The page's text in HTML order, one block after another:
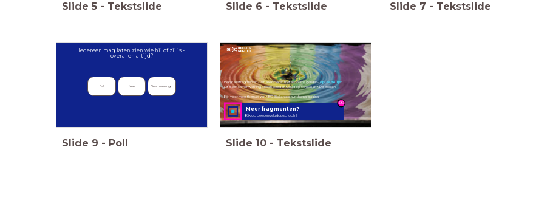
Slide 5 - Tekstslide Slide 6 - Tekstslide Slide 7 - Tekstslide
Iedereen mag laten zien wie hij of zij is -
overal en altijd?
Ja! Nee Geen mening...
Slide 9 - Poll
Meer fragmenten?
Kijk op beeldengeluidopschool.nl
Bekijk alle fragmenten - van alle boeken met als thema gender - op deze lijst.
Dit is een samenwerking tussen Beeld en Geluid op school en NDB Biblion.
Kijk voor meer thema's van NBD Biblion op hun thema-pagina
Slide 10 - Tekstslide